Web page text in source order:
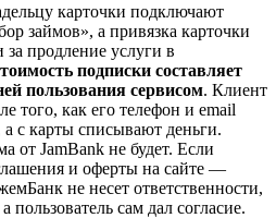
карточки подключают
займов», а привязка карточки
за продление услуги в
подписки составляет
пользования сервисом. Клиент
того, как его телефон и email
с карты списывают деньги.
от JamBank не будет. Если
и оферты на сайте —
не несет ответственности,
пользователь сам дал согласие.